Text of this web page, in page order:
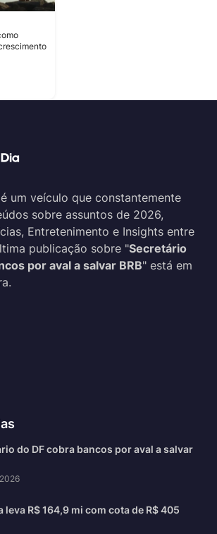
é um veículo que constantemente
sobre assuntos de 2026,
Entretenimento e Insights entre
publicação sobre "Secretário
por aval a salvar BRB" está em
do DF cobra bancos por aval a salvar
leva R$ 164,9 mi com cota de R$ 405